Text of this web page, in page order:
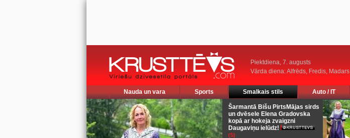
Piektdiena, 7. augusts
Vārda diena: Alfrēds, Fredis, Madars
Nauda un vara Sports Smalkais stils Auto / IT
Šarmantā Bišu PirtsMājas sirds
un dvēsele Elena Gradovska
kopā ar hokeja zvaigzni
Daugaviņu ielūdz!
(5)